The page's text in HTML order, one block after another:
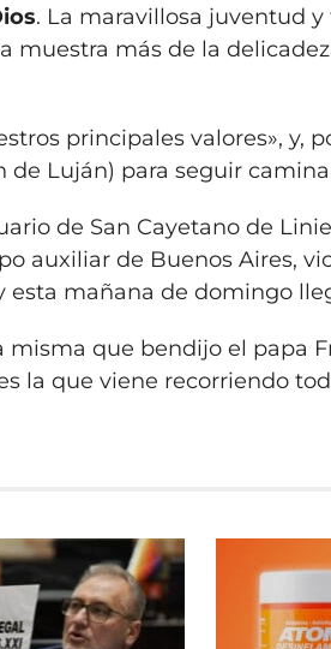
. La maravillosa juventud y
muestra más de la
principales valores», y,
Luján) para seguir
de San Cayetano de
auxiliar de Buenos Aires,
esta mañana de domingo
que bendijo el papa
la que viene recorriendo